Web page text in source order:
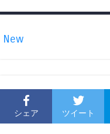
New
シェア ツイート